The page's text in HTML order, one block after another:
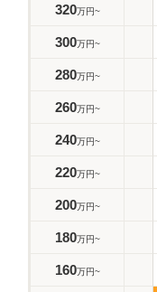
320万円~
300万円~
280万円~
260万円~
240万円~
220万円~
200万円~
180万円~
160万円~